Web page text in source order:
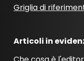
Griglia di
Articoli in